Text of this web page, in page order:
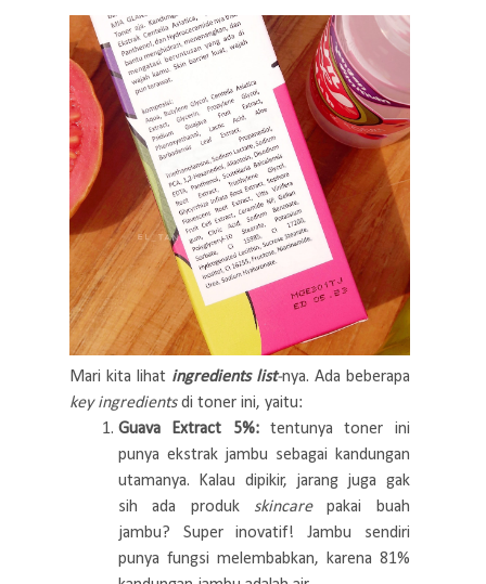
Mari kita lihat ingredients list-nya. Ada beberapa
key ingredientsdi toner ini, yaitu:
Guava Extract 5%: tentunya toner ini
punya ekstrak jambu sebagai kandungan
utamanya. Kalau dipikir, jarang juga gak
sih ada produk skincarepakai buah
jambu? Super inovatif! Jambu sendiri
punya fungsi melembabkan, karena 81%